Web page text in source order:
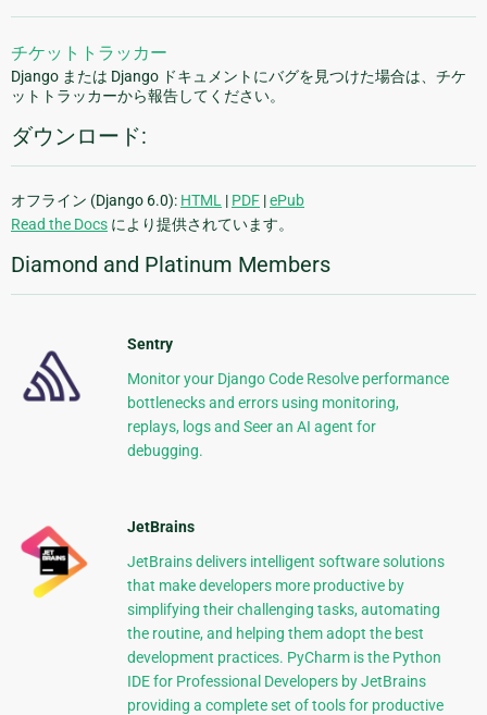
チケットトラッカー
Django または Django ドキュメントにバグを見つけた場合は、チケ
ットトラッカーから報告してください。
ダウンロード:
オフライン (Django 6.0): HTML | PDF |ePub
Read the Docs により提供されています。
Diamond and Platinum Members
Sentry
Monitor your Django Code Resolve performance
bottlenecks and errors using monitoring,
replays, logs and Seer an AI agent for
debugging.
JetBrains
JetBrains delivers intelligent software solutions
that make developers more productive by
simplifying their challenging tasks, automating
the routine, and helping them adopt the best
development practices. PyCharm is the Python
IDE for Professional Developers by JetBrains
providing a complete set of tools for productive